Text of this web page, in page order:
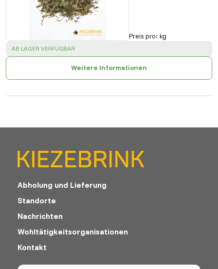
Preis pro: kg
SUCCESS:
AB LAGER VERFÜGBAR
Weitere Informationen
Abholung und Lieferung
Standorte
Nachrichten
Wohltätigkeitsorganisationen
Kontakt